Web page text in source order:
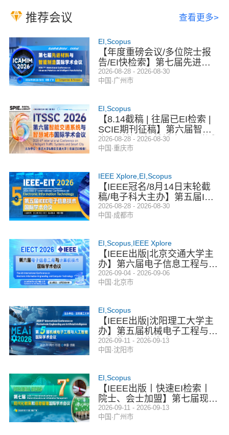
推荐会议 查看更多>
EI,Scopus
【年度重磅会议/多位院士报
告/EI快检索】第七届先进材
料与智能制造国际学术会议
（ICAMIM 2026）
2026-08-28 - 2026-08-30
中国·广州市
EI,Scopus
【8.14截稿 | 往届已EI检索 |
SCIE期刊征稿】第六届智能
交通系统与智慧城市国际学术
会议（ITSSC 2026）
2026-08-28 - 2026-08-30
中国·重庆市
IEEE Xplore,EI,Scopus
【IEEE冠名/8月14日末轮截
稿/电子科大主办】第五届IEE
E电子信息技术国际学术会议
（EIT 2026）
2026-08-28 - 2026-08-30
中国·成都市
EI,Scopus,IEEE Xplore
【IEEE出版|北京交通大学主
办】第六届电子信息工程与计
算机技术国际学术会议（EIE
CT 2026）
2026-09-04 - 2026-09-06
中国·北京市
EI,Scopus
【IEEE出版|沈阳理工大学主
办】第五届机械电子工程与人
工智能国际学术会议（MEAI
2026）
2026-09-11 - 2026-09-13
中国·沈阳市
EI,Scopus
【IEEE出版丨快速EI检索丨
院士、会士加盟】第七届现代
化教育和信息管理国际学术会
议 (ICMEIM 2026)
2026-09-11 - 2026-09-13
中国·广州市